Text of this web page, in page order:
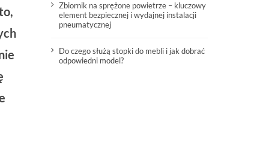
Zbiornik na sprężone powietrze – kluczowy
element bezpiecznej i wydajnej instalacji
pneumatycznej
Do czego służą stopki do mebli i jak dobrać
odpowiedni model?